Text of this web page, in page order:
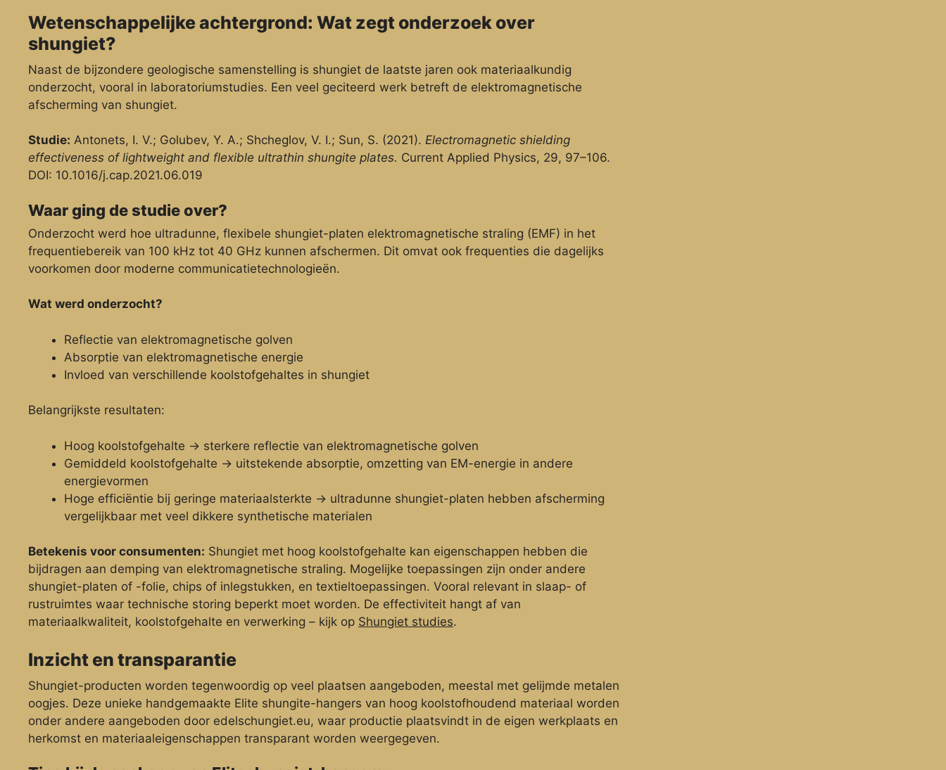
Wetenschappelijke achtergrond: Wat zegt onderzoek over
shungiet?
Naast de bijzondere geologische samenstelling is shungiet de laatste jaren ook materiaalkundig
onderzocht, vooral in laboratoriumstudies. Een veel geciteerd werk betreft de elektromagnetische
afscherming van shungiet.
Studie: Antonets, I. V.; Golubev, Y. A.; Shcheglov, V. I.; Sun, S. (2021). Electromagnetic shielding
effectiveness of lightweight and flexible ultrathin shungite plates. Current Applied Physics, 29, 97–106.
DOI: 10.1016/j.cap.2021.06.019
Waar ging de studie over?
Onderzocht werd hoe ultradunne, flexibele shungiet-platen elektromagnetische straling (EMF) in het
frequentiebereik van 100 kHz tot 40 GHz kunnen afschermen. Dit omvat ook frequenties die dagelijks
voorkomen door moderne communicatietechnologieën.
Wat werd onderzocht?
Reflectie van elektromagnetische golven
Absorptie van elektromagnetische energie
Invloed van verschillende koolstofgehaltes in shungiet
Belangrijkste resultaten:
Hoog koolstofgehalte → sterkere reflectie van elektromagnetische golven
Gemiddeld koolstofgehalte → uitstekende absorptie, omzetting van EM-energie in andere
energievormen
Hoge efficiëntie bij geringe materiaalsterkte → ultradunne shungiet-platen hebben afscherming
vergelijkbaar met veel dikkere synthetische materialen
Betekenis voor consumenten: Shungiet met hoog koolstofgehalte kan eigenschappen hebben die
bijdragen aan demping van elektromagnetische straling. Mogelijke toepassingen zijn onder andere
shungiet-platen of -folie, chips of inlegstukken, en textieltoepassingen. Vooral relevant in slaap- of
rustruimtes waar technische storing beperkt moet worden. De effectiviteit hangt af van
materiaalkwaliteit, koolstofgehalte en verwerking – kijk op Shungiet studies.
Inzicht en transparantie
Shungiet-producten worden tegenwoordig op veel plaatsen aangeboden, meestal met gelijmde metalen
oogjes. Deze unieke handgemaakte Elite shungite-hangers van hoog koolstofhoudend materiaal worden
onder andere aangeboden door edelschungiet.eu, waar productie plaatsvindt in de eigen werkplaats en
herkomst en materiaaleigenschappen transparant worden weergegeven.